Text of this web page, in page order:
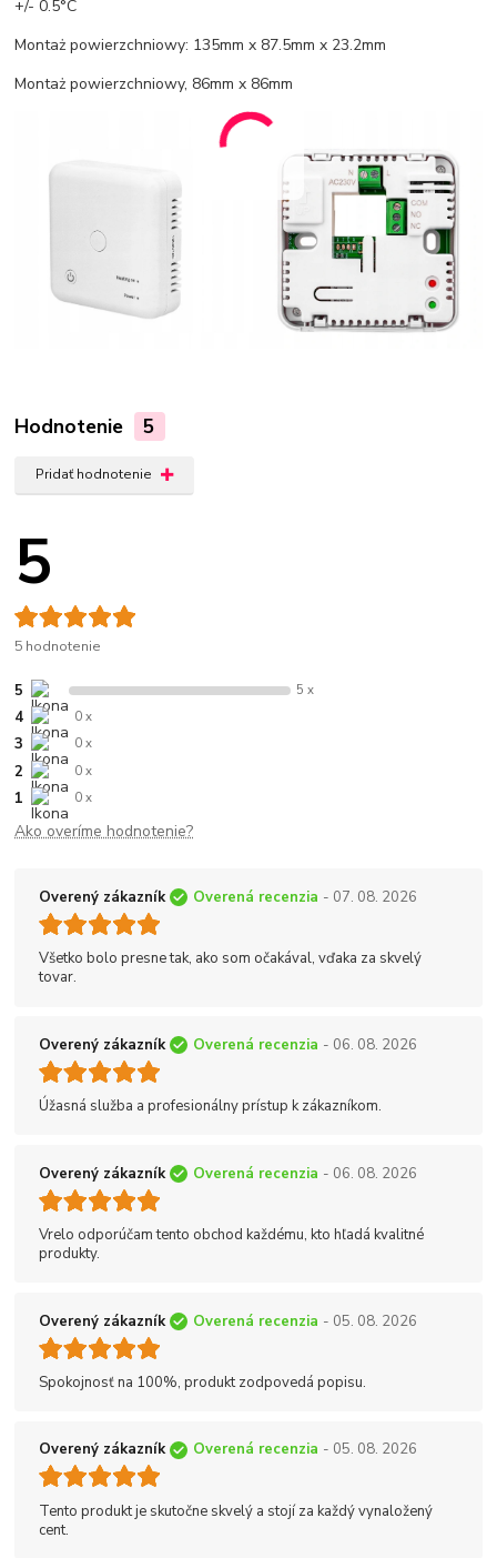
+/- 0.5°C
Montaż powierzchniowy: 135mm x 87.5mm x 23.2mm
Montaż powierzchniowy, 86mm x 86mm
Hodnotenie 5
Pridať hodnotenie
5
5 hodnotenie
5 5 x
4 0 x
3 0 x
2 0 x
1 0 x
Ako overíme hodnotenie?
Overený zákazník Overená recenzia - 07. 08. 2026
Všetko bolo presne tak, ako som očakával, vďaka za skvelý
tovar.
Overený zákazník Overená recenzia - 06. 08. 2026
Úžasná služba a profesionálny prístup k zákazníkom.
Overený zákazník Overená recenzia - 06. 08. 2026
Vrelo odporúčam tento obchod každému, kto hľadá kvalitné
produkty.
Overený zákazník Overená recenzia - 05. 08. 2026
Spokojnosť na 100%, produkt zodpovedá popisu.
Overený zákazník Overená recenzia - 05. 08. 2026
Tento produkt je skutočne skvelý a stojí za každý vynaložený
cent.